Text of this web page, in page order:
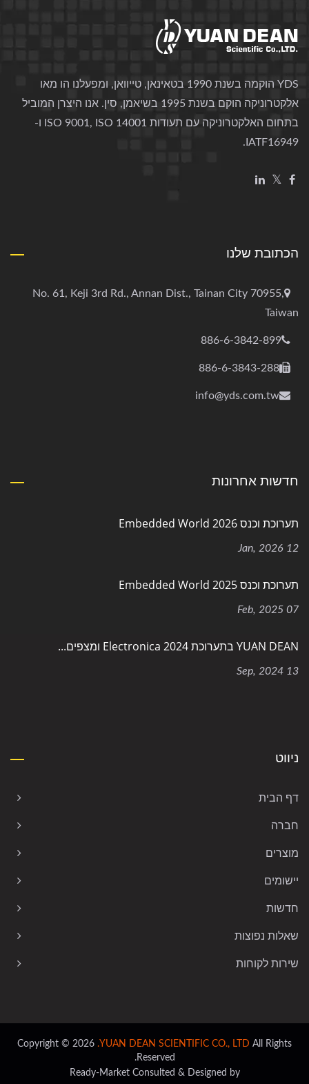
YDS הוקמה בשנת 1990 בטאינאן, טייוואן, ומפעלנו הו מאו
אלקטרוניקה הוקם בשנת 1995 בשיאמן, סין. אנו היצרן המוביל
בתחום האלקטרוניקה עם תעודות ISO 9001, ISO 14001 ו-
IATF16949.
הכתובת שלנו
No. 61, Keji 3rd Rd., Annan Dist., Tainan City 70955,
Taiwan
886-6-3842-899
886-6-3843-288
info@yds.com.tw
חדשות אחרונות
תערוכת וכנס Embedded World 2026
12 Jan, 2026
תערוכת וכנס Embedded World 2025
07 Feb, 2025
YUAN DEAN בתערוכת Electronica 2024 ומצפים...
13 Sep, 2024
ניווט
דף הבית
חברה
מוצרים
יישומים
חדשות
שאלות נפוצות
שירות לקוחות
Copyright © 2026 YUAN DEAN SCIENTIFIC CO., LTD. All Rights
Reserved.
Consulted & Designed by
Ready-Market